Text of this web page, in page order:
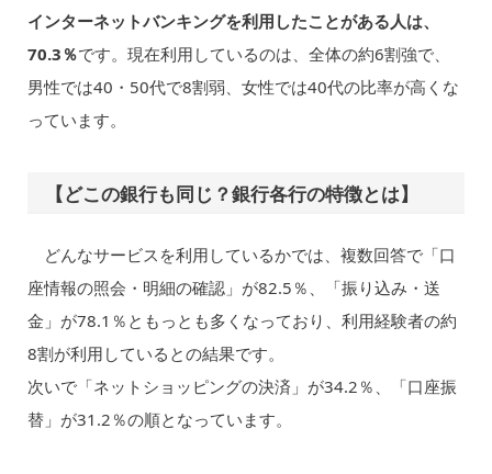
インターネットバンキングを利用したことがある人は、
70.3％です。現在利用しているのは、全体の約6割強で、
男性では40・50代で8割弱、女性では40代の比率が高くな
っています。
【どこの銀行も同じ？銀行各行の特徴とは】
どんなサービスを利用しているかでは、複数回答で「口
座情報の照会・明細の確認」が82.5％、「振り込み・送
金」が78.1％ともっとも多くなっており、利用経験者の約
8割が利用しているとの結果です。
次いで「ネットショッピングの決済」が34.2％、「口座振
替」が31.2％の順となっています。